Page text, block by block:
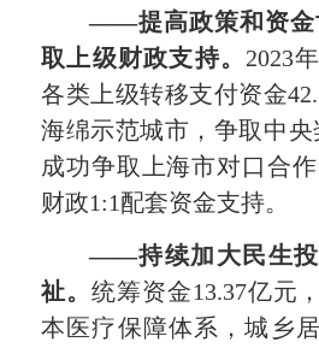
——提高政策和资
取上级财政支持。 2023
各类上级转移支付资金
海绵示范城市，争取中央
成功争取上海市对口合
财政1:1配套资金支持。
——持续加大民生
祉。统筹资金13.37亿元
本医疗保障体系，城乡